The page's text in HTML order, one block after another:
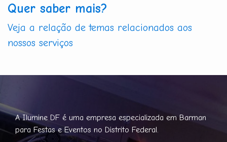
Quer saber mais?
Veja a relação de temas relacionados aos
nossos serviços
A Ilumine DF é uma empresa especializada em Barman
para Festas e Eventos no Distrito Federal.